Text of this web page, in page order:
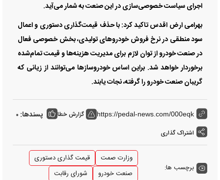
اجرای سیاست خصوصی‌سازی در این صنعت به شمار می‌آید.
بهرامی ارض اقدس تاکید کرد: با حذف قیمت‌گذاری دستوری و اعمال
سود منطقی در نرخ فروش خودرو‌های تولیدی، بخش خصوصی فعال
در صنعت خودرو از توان لازم برای مدیریت هزینه‌ها و قیمت تمام‌شده
برخوردار خواهد شد. براین اساس خودروساز‌ها می‌توانند از زیانی که
گریبان صنعت خودرو را گرفته، نجات یابند.
https://pedal-news.com/000eqk گزارش خطا پسندها: 0
اشتراک گذاری
برچسب ها:
وزارت صمت
قیمت گذاری دستوری
صنعت خودرو
شورای رقابت